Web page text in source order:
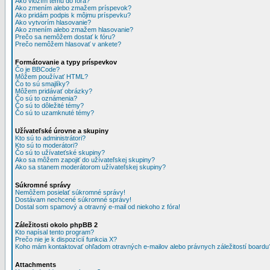
Ako zmením alebo zmažem príspevok?
Ako pridám podpis k môjmu príspevku?
Ako vytvorím hlasovanie?
Ako zmením alebo zmažem hlasovanie?
Prečo sa nemôžem dostať k fóru?
Prečo nemôžem hlasovať v ankete?
Formátovanie a typy príspevkov
Čo je BBCode?
Môžem používať HTML?
Čo to sú smajlíky?
Môžem pridávať obrázky?
Čo sú to oznámenia?
Čo sú to dôležité témy?
Čo sú to uzamknuté témy?
Užívateľské úrovne a skupiny
Kto sú to administrátori?
Kto sú to moderátori?
Čo sú to užívateťské skupiny?
Ako sa môžem zapojiť do užívateľskej skupiny?
Ako sa stanem moderátorom užívateľskej skupiny?
Súkromné správy
Nemôžem posielať súkromné správy!
Dostávam nechcené súkromné správy!
Dostal som spamový a otravný e-mail od niekoho z fóra!
Záležitosti okolo phpBB 2
Kto napísal tento program?
Prečo nie je k dispozícií funkcia X?
Koho mám kontaktovať ohľadom otravných e-mailov alebo právnych záležitostí
Attachments